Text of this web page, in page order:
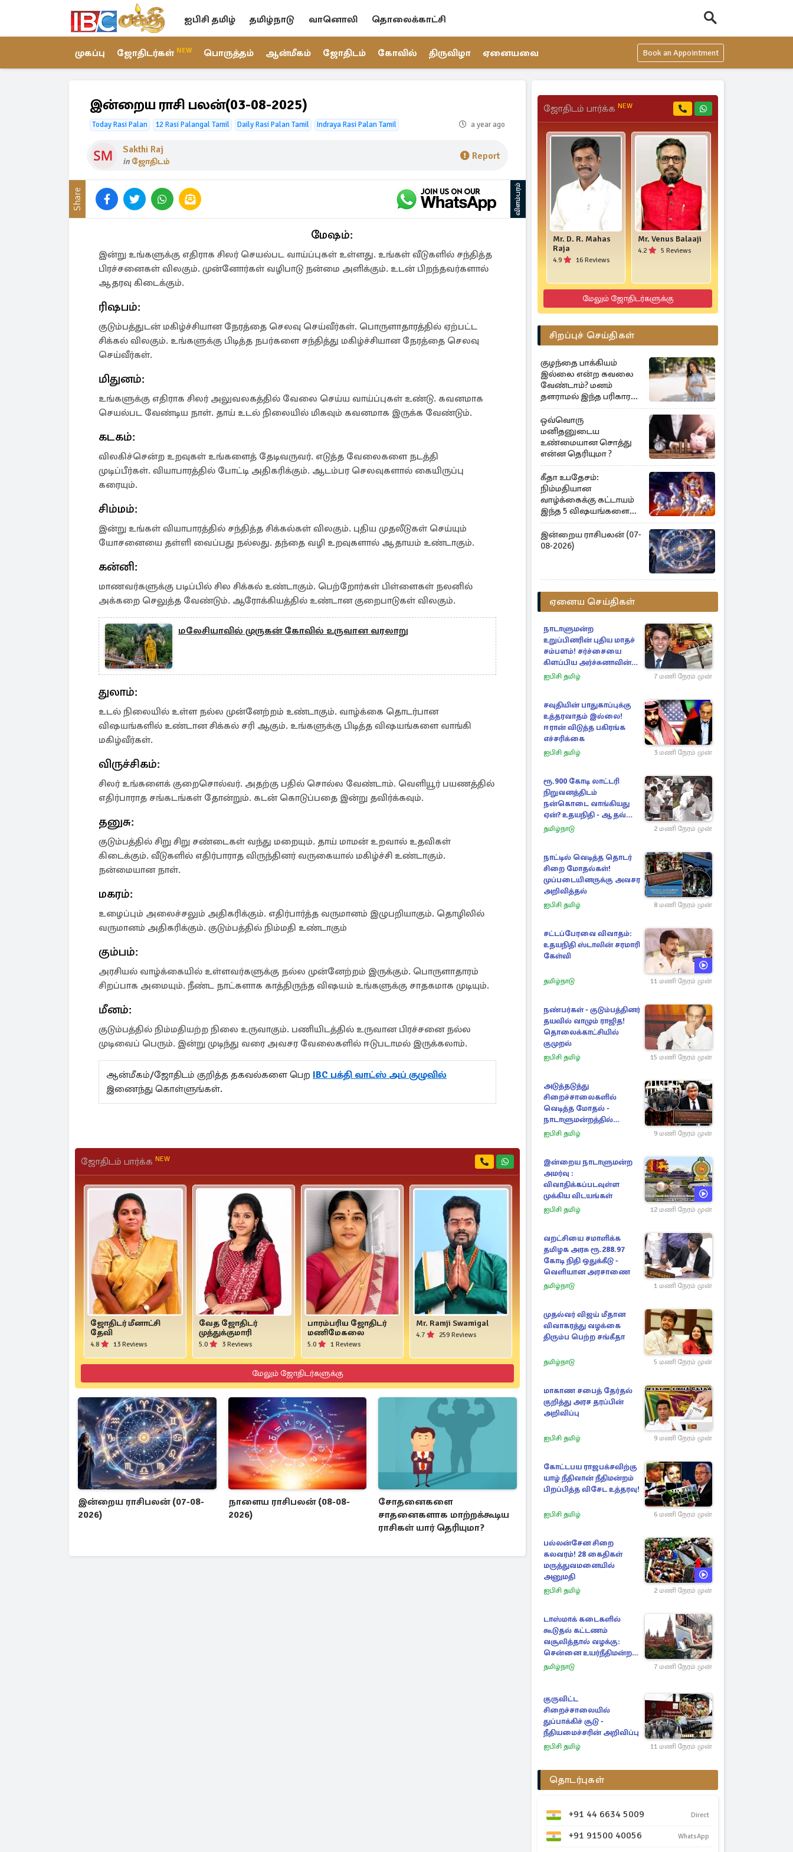
ஐபிசி தமிழ் தமிழ்நாடு வானொலி தொலைக்காட்சி
முகப்பு ஜோதிடர்கள் NEW பொருத்தம் ஆன்மீகம் ஜோதிடம் கோவில் திருவிழா ஏனையவை Book an Appointment
இன்றைய ராசி பலன்(03-08-2025)
Today Rasi Palan 12 Rasi Palangal Tamil Daily Rasi Palan Tamil Indraya Rasi Palan Tamil a year ago
Sakthi Raj
in ஜோதிடம் Report
Share விளம்பரம்
மேஷம்:
இன்று உங்களுக்கு எதிராக சிலர் செயல்பட வாய்ப்புகள் உள்ளது. உங்கள் வீடுகளில் சந்தித்த
பிரச்சனைகள் விலகும். முன்னோர்கள் வழிபாடு நன்மை அளிக்கும். உடன் பிறந்தவர்களால்
ஆதரவு கிடைக்கும்.
ரிஷபம்:
குடும்பத்துடன் மகிழ்ச்சியான நேரத்தை செலவு செய்வீர்கள். பொருளாதாரத்தில் ஏற்பட்ட
சிக்கல் விலகும். உங்களுக்கு பிடித்த நபர்களை சந்தித்து மகிழ்ச்சியான நேரத்தை செலவு
செய்வீர்கள்.
மிதுனம்:
உங்களுக்கு எதிராக சிலர் அலுவலகத்தில் வேலை செய்ய வாய்ப்புகள் உண்டு. கவனமாக
செயல்பட வேண்டிய நாள். தாய் உடல் நிலையில் மிகவும் கவனமாக இருக்க வேண்டும்.
கடகம்:
விலகிச்சென்ற உறவுகள் உங்களைத் தேடிவருவர். எடுத்த வேலைகளை நடத்தி
முடிப்பீர்கள். வியாபாரத்தில் போட்டி அதிகரிக்கும். ஆடம்பர செலவுகளால் கையிருப்பு
கரையும்.
சிம்மம்:
இன்று உங்கள் வியாபாரத்தில் சந்தித்த சிக்கல்கள் விலகும். புதிய முதலீடுகள் செய்யும்
யோசனையை தள்ளி வைப்பது நல்லது. தந்தை வழி உறவுகளால் ஆதாயம் உண்டாகும்.
கன்னி:
மாணவர்களுக்கு படிப்பில் சில சிக்கல் உண்டாகும். பெற்றோர்கள் பிள்ளைகள் நலனில்
அக்கறை செலுத்த வேண்டும். ஆரோக்கியத்தில் உண்டான குறைபாடுகள் விலகும்.
மலேசியாவில் முருகன் கோவில் உருவான வரலாறு
துலாம்:
உடல் நிலையில் உள்ள நல்ல முன்னேற்றம் உண்டாகும். வாழ்க்கை தொடர்பான
விஷயங்களில் உண்டான சிக்கல் சரி ஆகும். உங்களுக்கு பிடித்த விஷயங்களை வாங்கி
மகிழ்வீர்கள்.
விருச்சிகம்:
சிலர் உங்களைக் குறைசொல்வர். அதற்கு பதில் சொல்ல வேண்டாம். வெளியூர் பயணத்தில்
எதிர்பாராத சங்கடங்கள் தோன்றும். கடன் கொடுப்பதை இன்று தவிர்க்கவும்.
தனுசு:
குடும்பத்தில் சிறு சிறு சண்டைகள் வந்து மறையும். தாய் மாமன் உறவால் உதவிகள்
கிடைக்கும். வீடுகளில் எதிர்பாராத விருந்தினர் வருகையால் மகிழ்ச்சி உண்டாகும்.
நன்மையான நாள்.
மகரம்:
உழைப்பும் அலைச்சலும் அதிகரிக்கும். எதிர்பார்த்த வருமானம் இழுபறியாகும். தொழிலில்
வருமானம் அதிகரிக்கும். குடும்பத்தில் நிம்மதி உண்டாகும்
கும்பம்:
அரசியல் வாழ்க்கையில் உள்ளவர்களுக்கு நல்ல முன்னேற்றம் இருக்கும். பொருளாதாரம்
சிறப்பாக அமையும். நீண்ட நாட்களாக காத்திருந்த விஷயம் உங்களுக்கு சாதகமாக முடியும்.
மீனம்:
குடும்பத்தில் நிம்மதியற்ற நிலை உருவாகும். பணியிடத்தில் உருவான பிரச்சனை நல்ல
முடிவைப் பெரும். இன்று முடிந்து வரை அவசர வேலைகளில் ஈடுபடாமல் இருக்கலாம்.
ஆன்மீகம்/ஜோதிடம் குறித்த தகவல்களை பெற IBC பக்தி வாட்ஸ் அப் குழுவில்
இணைந்து கொள்ளுங்கள்.
ஜோதிடம் பார்க்க NEW
ஜோதிடர் மீனாட்சி
தேவி
4.8 13 Reviews
வேத ஜோதிடர்
முத்துக்குமாரி
5.0 3 Reviews
பாரம்பரிய ஜோதிடர்
மணிமேகலை
5.0 1 Reviews
Mr. Ramji Swamigal
4.7 259 Reviews
மேலும் ஜோதிடர்களுக்கு
இன்றைய ராசிபலன் (07-08-
2026)
நாளைய ராசிபலன் (08-08-
2026)
சோதனைகளை
சாதனைகளாக மாற்றக்கூடிய
ராசிகள் யார் தெரியுமா?
ஜோதிடம் பார்க்க NEW
Mr. D. R. Mahas
Raja
4.9 16 Reviews
Mr. Venus Balaaji
4.2 5 Reviews
மேலும் ஜோதிடர்களுக்கு
சிறப்புச் செய்திகள்
குழந்தை பாக்கியம்
இல்லை என்ற கவலை
வேண்டாம்? மனம்
தளராமல் இந்த பரிகாரம்
செய்யுங்கள்
ஒவ்வொரு
மனிதனுடைய
உண்மையான சொத்து
என்ன தெரியுமா ?
கீதா உபதேசம்:
நிம்மதியான
வாழ்க்கைக்கு கட்டாயம்
இந்த 5 விஷயங்களை
பின்பற்றுங்கள்
இன்றைய ராசிபலன் (07-
08-2026)
ஏனைய செய்திகள்
நாடாளுமன்ற
உறுப்பினரின் புதிய மாதச்
சம்பளம்! சர்ச்சையை
கிளப்பிய அர்ச்சுனாவின்
அறிக்கை
ஐபிசி தமிழ் 7 மணி நேரம் முன்
சவுதியின் பாதுகாப்புக்கு
உத்தரவாதம் இல்லை!
ஈரான் விடுத்த பகிரங்க
எச்சரிக்கை
ஐபிசி தமிழ் 3 மணி நேரம் முன்
ரூ.900 கோடி லாட்டரி
நிறுவனத்திடம்
நன்கொடை வாங்கியது
ஏன்? உதயநிதி - ஆதவ்
விவாதம்
தமிழ்நாடு 2 மணி நேரம் முன்
நாட்டில் வெடித்த தொடர்
சிறை மோதல்கள்!
முப்படையினருக்கு அவசர
அறிவித்தல்
ஐபிசி தமிழ் 8 மணி நேரம் முன்
சட்டப்பேரவை விவாதம்:
உதயநிதி ஸ்டாலின் சரமாரி
கேள்வி
தமிழ்நாடு 11 மணி நேரம் முன்
நண்பர்கள் - குடும்பத்தினர்
தயவில் வாழும் ராஜித!
தொலைக்காட்சியில்
குமுறல்
ஐபிசி தமிழ் 15 மணி நேரம் முன்
அடுத்தடுத்து
சிறைச்சாலைகளில்
வெடித்த மோதல் -
நாடாளுமன்றத்தில்
சலசலப்பு: அரசுக்கு
ஐபிசி தமிழ் 9 மணி நேரம் முன்
இன்றைய நாடாளுமன்ற
அமர்வு :
விவாதிக்கப்படவுள்ள
முக்கிய விடயங்கள்
ஐபிசி தமிழ் 12 மணி நேரம் முன்
வறட்சியை சமாளிக்க
தமிழக அரசு ரூ.288.97
கோடி நிதி ஒதுக்கீடு -
வெளியான அரசாணை
தமிழ்நாடு 1 மணி நேரம் முன்
முதல்வர் விஜய் மீதான
விவாகரத்து வழக்கை
திரும்ப பெற்ற சங்கீதா
தமிழ்நாடு 5 மணி நேரம் முன்
மாகாண சபைத் தேர்தல்
குறித்து அரச தரப்பின்
அறிவிப்பு
ஐபிசி தமிழ் 9 மணி நேரம் முன்
கோட்டபய ராஜபக்சவிற்கு
யாழ் நீதிவான் நீதிமன்றம்
பிறப்பித்த விசேட உத்தரவு!
ஐபிசி தமிழ் 6 மணி நேரம் முன்
பல்லன்சேன சிறை
கலவரம்! 28 கைதிகள்
மருத்துவமனையில்
அனுமதி
ஐபிசி தமிழ் 2 மணி நேரம் முன்
டாஸ்மாக் கடைகளில்
கூடுதல் கட்டணம்
வசூலித்தால் வழக்கு:
சென்னை உயர்நீதிமன்றம்
உத்தரவு
தமிழ்நாடு 7 மணி நேரம் முன்
குருவிட்ட
சிறைச்சாலையில்
துப்பாக்கிச் சூடு -
நீதியமைச்சரின் அறிவிப்பு
ஐபிசி தமிழ் 11 மணி நேரம் முன்
தொடர்புகள்
+91 44 6634 5009 Direct
+91 91500 40056 WhatsApp